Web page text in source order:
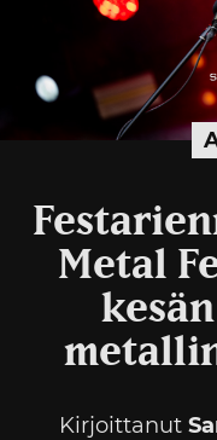
Metal
Kirjoittanut